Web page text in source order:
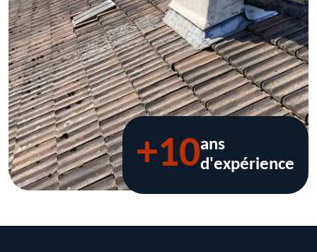
+10ans
d'expérience